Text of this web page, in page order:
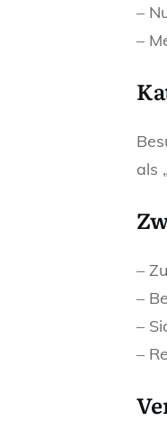
–
–
als
–
–
–
–